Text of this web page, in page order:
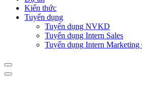
Kiến thức
Tuyển dụng
Tuyển dụng NVKD
Tuyển dụng Intern Sales
Tuyển dụng Intern Marketing